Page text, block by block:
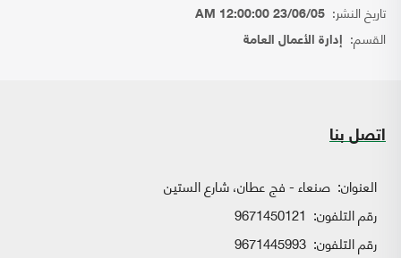
تاريخ النشر: 23/06/05 12:00:00 AM
القسم: إدارة الأعمال العامة
اتصل بنا
العنوان: صنعاء - فج عطان، شارع الستين
رقم التلفون: 9671450121
رقم التلفون: 9671445993